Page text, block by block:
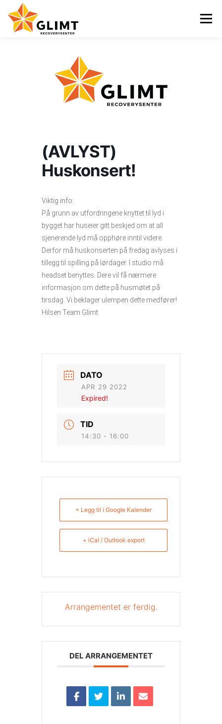
innhold
Meny
NYHETER
ENGLISH
(AVLYST)
Huskonsert!
Viktig info:
På grunn av utfordringene knyttet til lyd i
bygget har huseier gitt beskjed om at all
sjenerende lyd må opphøre inntil videre.
Derfor må huskonserten på fredag avlyses i
tillegg til spilling på lørdager. I studio må
headset benyttes. Dere vil få nærmere
informasjon om dette på husmøtet på
tirsdag. Vi beklager ulempen dette medfører!
Hilsen Team Glimt
DATO
APR 29 2022
Expired!
TID
14:30 - 16:00
+ Legg til i Google Kalender
+ iCal / Outlook export
Arrangementet er ferdig.
DEL ARRANGEMENTET